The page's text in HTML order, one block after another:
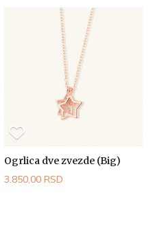
Ogrlica dve zvezde (Big)
3.850,00 RSD